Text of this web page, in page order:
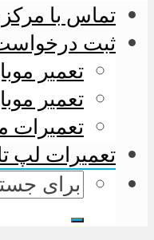
تماس با مرکز
ثبت
تعمیر
تعمیر
تعمیرات
تعمیرات لپ